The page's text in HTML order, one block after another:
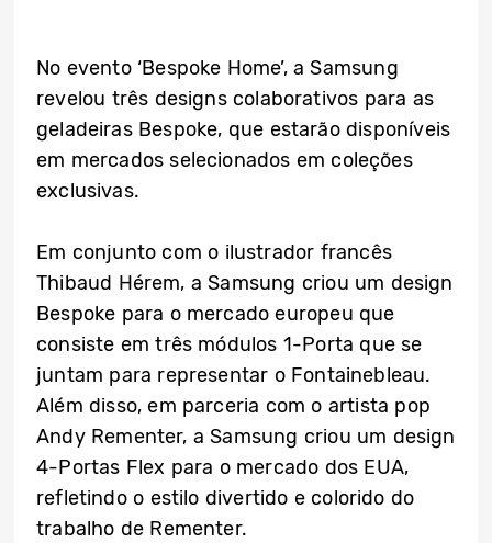
No evento ‘Bespoke Home’, a Samsung
revelou três designs colaborativos para as
geladeiras Bespoke, que estarão disponíveis
em mercados selecionados em coleções
exclusivas.
Em conjunto com o ilustrador francês
Thibaud Hérem, a Samsung criou um design
Bespoke para o mercado europeu que
consiste em três módulos 1-Porta que se
juntam para representar o Fontainebleau.
Além disso, em parceria com o artista pop
Andy Rementer, a Samsung criou um design
4-Portas Flex para o mercado dos EUA,
refletindo o estilo divertido e colorido do
trabalho de Rementer.